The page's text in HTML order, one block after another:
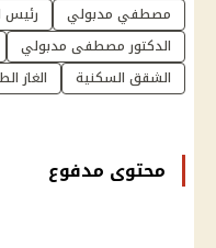
مصطفي مدبولي رئيس
الدكتور مصطفى مدبولي
الشقق السكنية
الغاز
محتوى مدفوع